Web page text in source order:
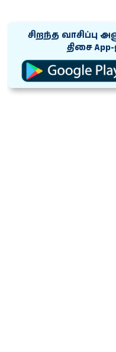
சிறந்த வாசிப்பு
திசை